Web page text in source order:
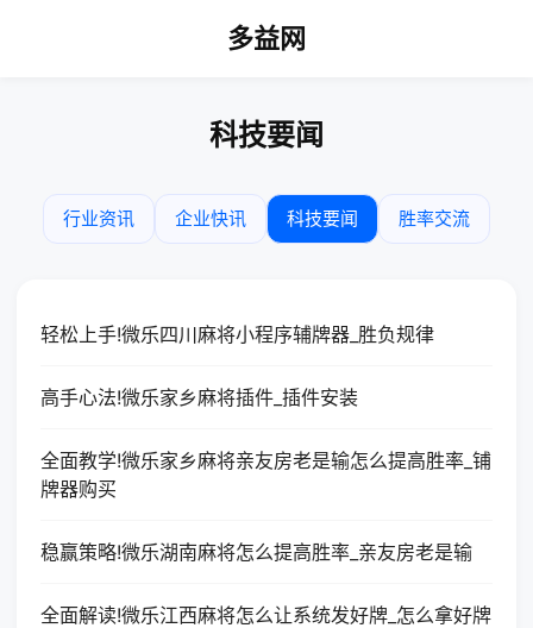
多益网
科技要闻
行业资讯 企业快讯 科技要闻 胜率交流
轻松上手!微乐四川麻将小程序辅牌器_胜负规律
高手心法!微乐家乡麻将插件_插件安装
全面教学!微乐家乡麻将亲友房老是输怎么提高胜率_铺
牌器购买
稳赢策略!微乐湖南麻将怎么提高胜率_亲友房老是输
全面解读!微乐江西麻将怎么让系统发好牌_怎么拿好牌